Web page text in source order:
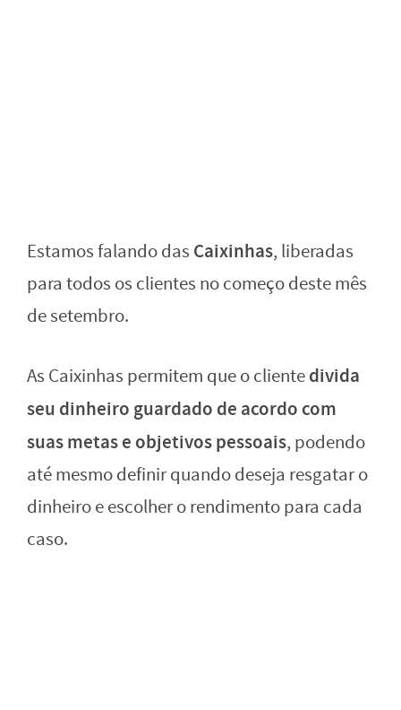
Estamos falando das Caixinhas, liberadas
para todos os clientes no começo deste mês
de setembro.
As Caixinhas permitem que o clientedivida
seu dinheiro guardado de acordo com
suas metas e objetivos pessoais, podendo
até mesmo definir quando deseja resgatar o
dinheiro e escolher o rendimento para cada
caso.